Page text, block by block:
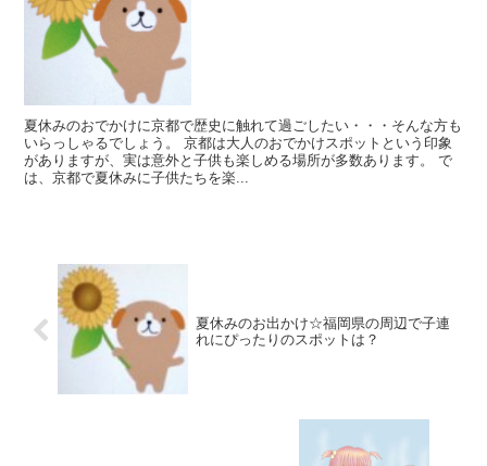
夏休みのおでかけに京都で歴史に触れて過ごしたい・・・そんな方も
いらっしゃるでしょう。 京都は大人のおでかけスポットという印象
がありますが、実は意外と子供も楽しめる場所が多数あります。 で
は、京都で夏休みに子供たちを楽...
夏休みのお出かけ☆福岡県の周辺で子連
れにぴったりのスポットは？